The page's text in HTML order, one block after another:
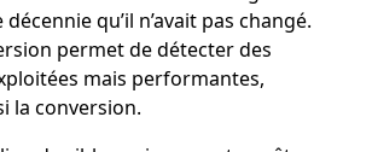
qu’il n’avait pas changé.
permet de détecter des
mais performantes,
la conversion.